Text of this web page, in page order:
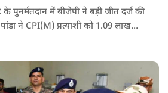
के पुनर्मतदान में बीजेपी ने बड़ी जीत दर्ज की
ने CPI(M) प्रत्याशी को 1.09 लाख